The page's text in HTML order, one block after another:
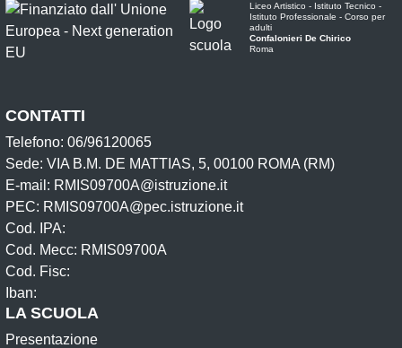
Liceo Artistico - Istituto Tecnico -
Istituto Professionale - Corso per
adulti
Confalonieri De Chirico
Roma
CONTATTI
Telefono: 06/96120065
Sede: VIA B.M. DE MATTIAS, 5, 00100 ROMA (RM)
E-mail: RMIS09700A@istruzione.it
PEC: RMIS09700A@pec.istruzione.it
Cod. IPA:
Cod. Mecc: RMIS09700A
Cod. Fisc:
Iban:
LA SCUOLA
Presentazione